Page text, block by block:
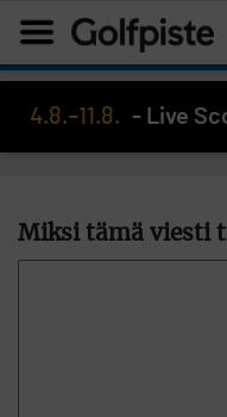
4.8.–11.8. - Live
Miksi tämä viesti